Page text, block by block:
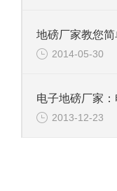
2014-05-30
2013-12-23